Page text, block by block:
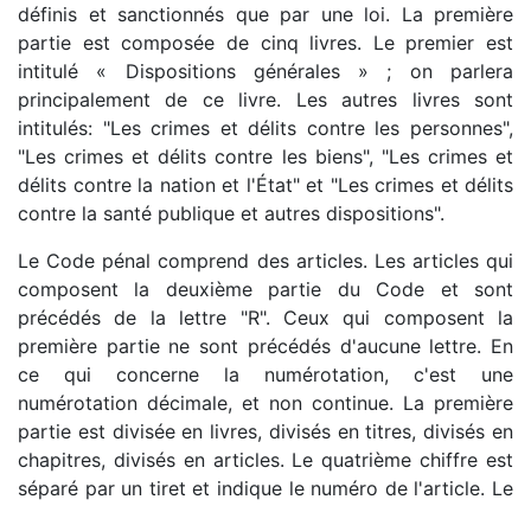
définis et sanctionnés que par une loi. La première
partie est composée de cinq livres. Le premier est
intitulé « Dispositions générales » ; on parlera
principalement de ce livre. Les autres livres sont
intitulés: "Les crimes et délits contre les personnes",
"Les crimes et délits contre les biens", "Les crimes et
délits contre la nation et l'État" et "Les crimes et délits
contre la santé publique et autres dispositions".
Le Code pénal comprend des articles. Les articles qui
composent la deuxième partie du Code et sont
précédés de la lettre "R". Ceux qui composent la
première partie ne sont précédés d'aucune lettre. En
ce qui concerne la numérotation, c'est une
numérotation décimale, et non continue. La première
partie est divisée en livres, divisés en titres, divisés en
chapitres, divisés en articles. Le quatrième chiffre est
séparé par un tiret et indique le numéro de l'article. Le